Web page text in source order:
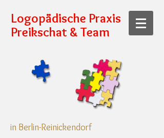
Logopädische Praxis
Preikschat & Team
in Berlin-Reinickendorf